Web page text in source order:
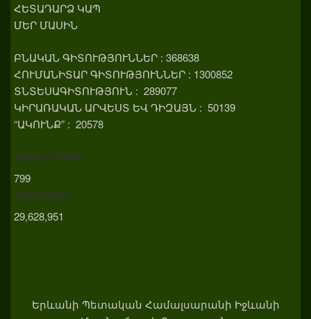
ՀԵՏԱԴԱՐՁ ԿԱՊ
ՄԵՐ ՄԱՍԻՆ
ԲՆԱԿԱՆ ԳԻՏՈՒԹՅՈՒՆՆԵՐ : 368638
ՀՈՒՄԱՆԻՏԱՐ ԳԻՏՈՒԹՅՈՒՆՆԵՐ : 1300852
ՏՆՏԵՍԱԳԻՏՈՒԹՅՈՒՆ : 289077
ԿԻՐԱՌԱԿԱՆ ԱՐՎԵՍՏ ԵՎ ԴԻԶԱՅՆ : 50139
“ԱԿՈՒՆՔ” : 20578
Today's Visits:
799
Total Visits:
29,628,951
Երևանի Պետական Համալսարանի Իջևանի